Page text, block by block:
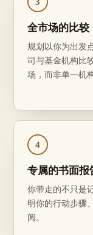
全市场的比较
规划以你为出发
司与基金机构比
场，而非单一机
4
专属的书面报
你带走的不只是
明你的行动步骤
阅。